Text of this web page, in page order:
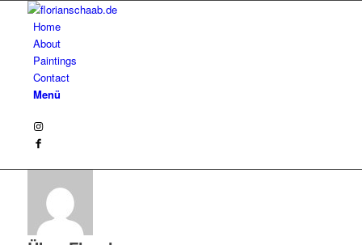
Home
About
Paintings
Contact
Menü